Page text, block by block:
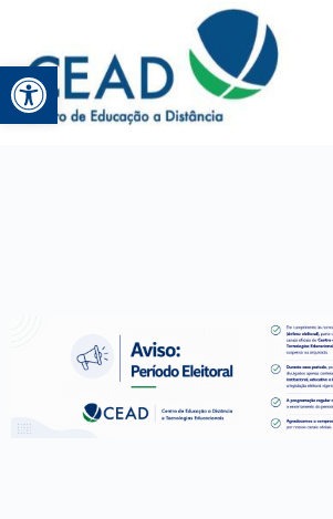
Abrir a barra de